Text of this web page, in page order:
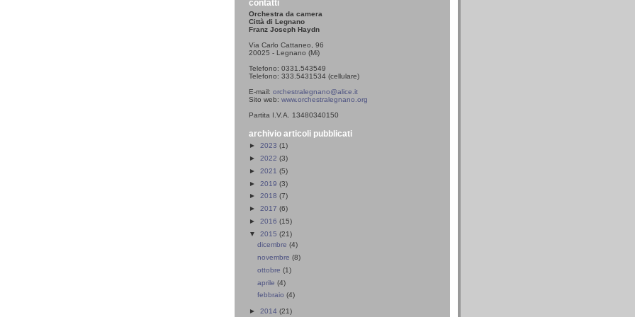
contatti
Orchestra da camera
Città di Legnano
Franz Joseph Haydn
Via Carlo Cattaneo, 96
20025 - Legnano (Mi)
Telefono: 0331.543549
Telefono: 333.5431534 (cellulare)
E-mail: orchestralegnano@alice.it
Sito web: www.orchestralegnano.org
Partita I.V.A. 13480340150
archivio articoli pubblicati
► 2023 (1)
► 2022 (3)
► 2021 (5)
► 2019 (3)
► 2018 (7)
► 2017 (6)
► 2016 (15)
▼ 2015 (21)
dicembre (4)
novembre (8)
ottobre (1)
aprile (4)
febbraio (4)
► 2014 (21)